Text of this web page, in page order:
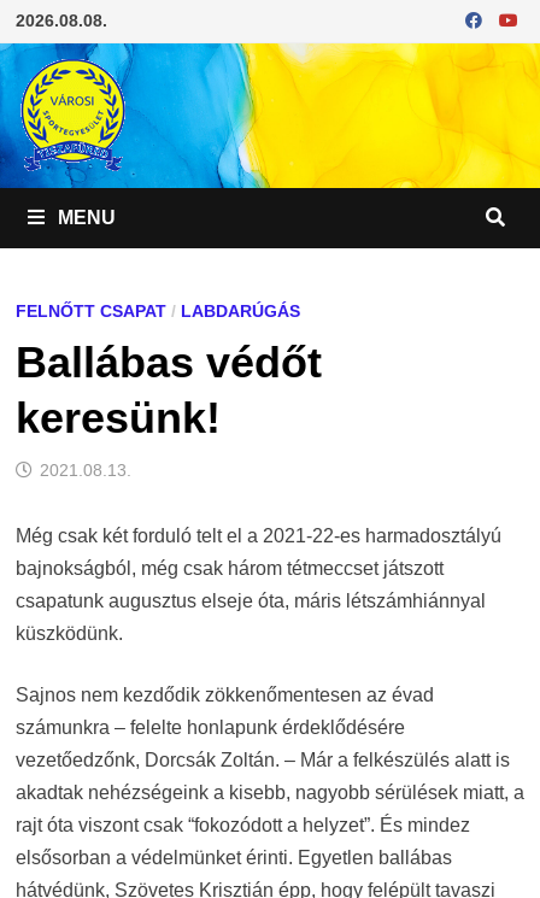
Skip
to
content
2026.08.08.
MENU
FELNŐTT CSAPAT/ LABDARÚGÁS
Ballábas védőt
keresünk!
2021.08.13.
Még csak két forduló telt el a 2021-22-es harmadosztályú
bajnokságból, még csak három tétmeccset játszott
csapatunk augusztus elseje óta, máris létszámhiánnyal
küszködünk.
Sajnos nem kezdődik zökkenőmentesen az évad
számunkra – felelte honlapunk érdeklődésére
vezetőedzőnk, Dorcsák Zoltán. – Már a felkészülés alatt is
akadtak nehézségeink a kisebb, nagyobb sérülések miatt, a
rajt óta viszont csak “fokozódott a helyzet”. És mindez
elsősorban a védelmünket érinti. Egyetlen ballábas
hátvédünk, Szövetes Krisztián épp, hogy felépült tavaszi